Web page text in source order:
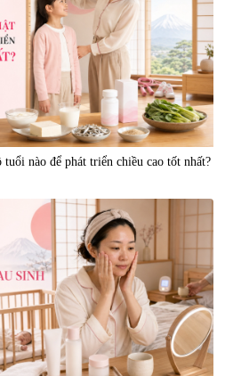
nào để phát triển chiều cao tốt nhất?